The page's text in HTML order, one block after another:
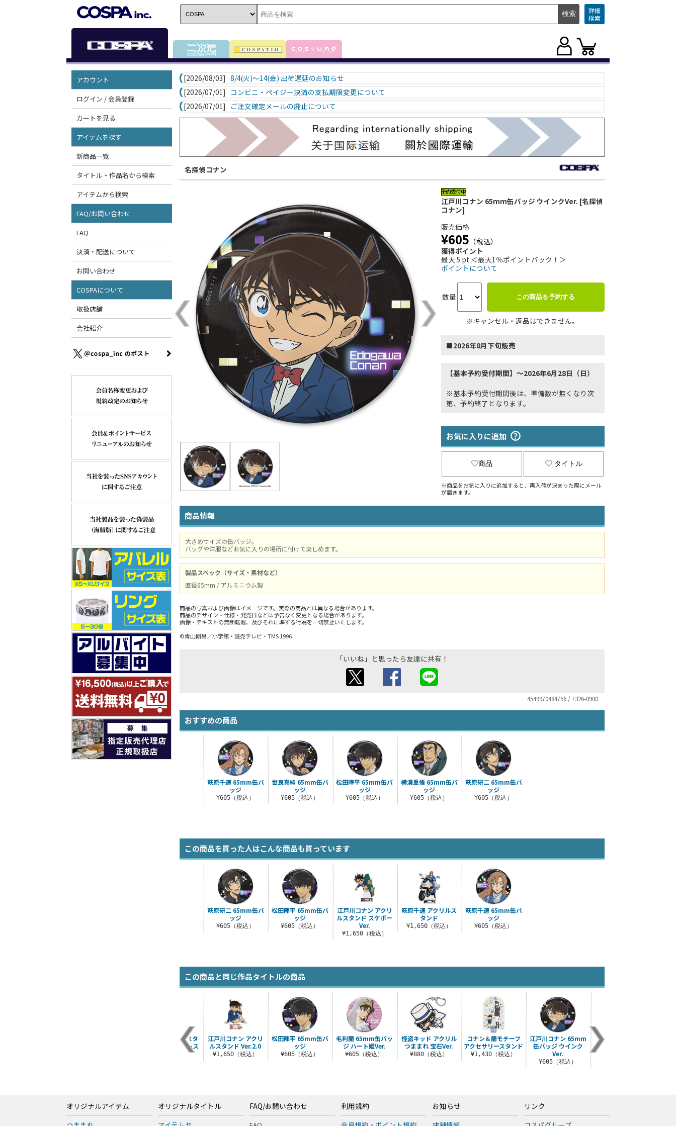
詳細
検索
アカウント
ログイン / 会員登録
カートを見る
アイテムを探す
新商品一覧
タイトル・作品名から検索
アイテムから検索
FAQ/お問い合わせ
FAQ
決済・配送について
お問い合わせ
COSPAについて
取扱店舗
会社紹介
[2026/08/03] 8/4(火)～14(金) 出荷遅延のお知らせ
[2026/07/01]
コンビニ・ペイジー決済の支払期限変更について
[2026/07/01]
ご注文確定メールの廃止について
名探偵コナン
江戸川コナン 65mm缶バッジ ウインクVer. [名探偵
コナン]
販売価格
¥605 （税込）
獲得ポイント
最大 5 pt ＜最大1％ポイントバック！＞
ポイントについて
数量 この商品を予約する
※キャンセル・返品はできません。
■2026年8月下旬販売
【基本予約受付期間】～2026年6月28日（日）
※基本予約受付期間後は、準備数が無くなり次
第、予約終了となります。
お気に入りに追加
商品 タイトル
※商品をお気に入りに追加すると、再入荷が決まった際にメール
が届きます。
商品情報
大きめサイズの缶バッジ。
バッグや洋服などお気に入りの場所に付けて楽しめます。
製品スペック（サイズ・素材など）
直径65mm / アルミニウム製
商品の写真および画像はイメージです。実際の商品とは異なる場合があります。
商品のデザイン・仕様・発売日などは予告なく変更となる場合があります。
画像・テキストの無断転載、及びそれに準ずる行為を一切禁止いたします。
©青山剛昌／小学館・読売テレビ・TMS 1996
「いいね」と思ったら友達に共有！
4549970484756 / 7326-0900
おすすめの商品
松田陣平 65mm缶バ
ッジ
¥605（税込）
横溝重悟 65mm缶バ
ッジ
¥605（税込）
萩原研二 65mm缶バ
ッジ
¥605（税込）
萩原千速 65mm缶バ
ッジ
¥605（税込）
世良真純 65mm缶バ
ッジ
¥605（税込）
この商品を買った人はこんな商品も買っています
江戸川コナン アクリ
ルスタンド スケボー
Ver.
¥1,650（税込）
萩原千速 アクリルス
タンド
¥1,650（税込）
萩原千速 65mm缶バ
ッジ
¥605（税込）
萩原研二 65mm缶バ
ッジ
¥605（税込）
松田陣平 65mm缶バ
ッジ
¥605（税込）
この商品と同じ作品タイトルの商品
毛利蘭 65mm缶バッ
ジ ハート姫Ver.
¥605（税込）
怪盗キッド アクリル
つままれ 宝石Ver.
¥880（税込）
コナン＆蘭モチーフ
アクセサリースタンド
¥1,430（税込）
江戸川コナン 65mm
缶バッジ ウインク
Ver.
¥605（税込）
コナンのキック力増
強シューズ ビッグシ
灰原哀 アクリルスタ
ンド ホワイトドレス
江戸川コナン アクリ
ルスタンド Ver.2.0
¥1,650（税込）
松田陣平 65mm缶バ
ッジ
¥605（税込）
オリジナルアイテム オリジナルタイトル FAQ/お問い合わせ 利用規約 お知らせ リンク